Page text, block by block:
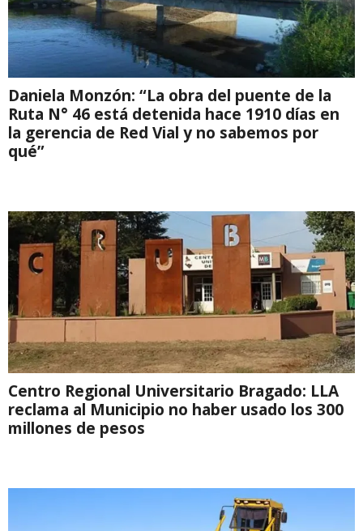
Daniela Monzón: “La obra del puente de la
Ruta N° 46 está detenida hace 1910 días en
la gerencia de Red Vial y no sabemos por
qué”
Centro Regional Universitario Bragado: LLA
reclama al Municipio no haber usado los 300
millones de pesos